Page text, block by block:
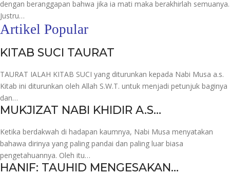
dengan beranggapan bahwa jika ia mati maka berakhirlah semuanya.
Justru…
Artikel Popular
KITAB SUCI TAURAT
TAURAT IALAH KITAB SUCI yang diturunkan kepada Nabi Musa a.s.
Kitab ini diturunkan oleh Allah S.W.T. untuk menjadi petunjuk baginya
dan…
MUKJIZAT NABI KHIDIR A.S…
Ketika berdakwah di hadapan kaumnya, Nabi Musa menyatakan
bahawa dirinya yang paling pandai dan paling luar biasa
pengetahuannya. Oleh itu…
HANIF: TAUHID MENGESAKAN…